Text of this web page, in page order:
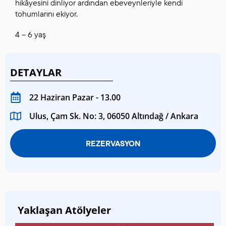
hikâyesini dinliyor ardından ebeveynleriyle kendi
tohumlarını ekiyor.
4 – 6 yaş
DETAYLAR
22 Haziran Pazar - 13.00
Ulus, Çam Sk. No: 3, 06050 Altındağ / Ankara
REZERVASYON
Yaklaşan Atölyeler